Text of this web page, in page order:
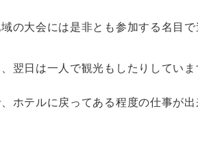
の大会には是非とも参加する名目で
翌日は一人で観光もしたりしてい
ホテルに戻ってある程度の仕事が